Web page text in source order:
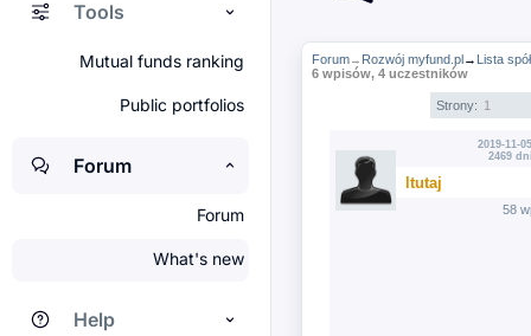
Tools
Mutual funds ranking
Public portfolios
Forum
Forum
What's new
Help
Forum→ Rozwój myfund.pl→ Lista
6 wpisów, 4 uczestników
Strony: 1
2019-11-
2469
ltutaj
58